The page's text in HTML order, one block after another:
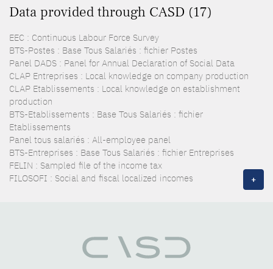
Data provided through CASD (17)
EEC : Continuous Labour Force Survey
BTS-Postes : Base Tous Salariés : fichier Postes
Panel DADS : Panel for Annual Declaration of Social Data
CLAP Entreprises : Local knowledge on company production
CLAP Etablissements : Local knowledge on establishment
production
BTS-Etablissements : Base Tous Salariés : fichier
Etablissements
Panel tous salariés : All-employee panel
BTS-Entreprises : Base Tous Salariés : fichier Entreprises
FELIN : Sampled file of the income tax
FILOSOFI : Social and fiscal localized incomes
+